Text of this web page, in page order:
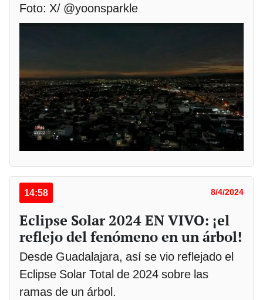
Foto: X/ @yoonsparkle
14:58 8/4/2024
Eclipse Solar 2024 EN VIVO: ¡el
reflejo del fenómeno en un árbol!
Desde Guadalajara, así se vio reflejado el
Eclipse Solar Total de 2024 sobre las
ramas de un árbol.